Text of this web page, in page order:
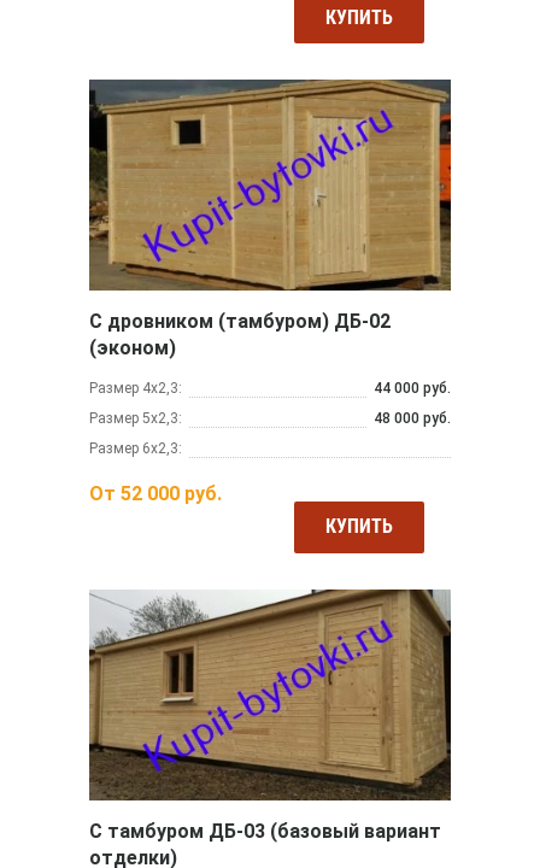
КУПИТЬ
С дровником (тамбуром) ДБ-02
(эконом)
Размер 4х2,3:
44 000 руб.
Размер 5х2,3:
48 000 руб.
Размер 6х2,3:
От 52 000 руб.
КУПИТЬ
С тамбуром ДБ-03 (базовый вариант
отделки)